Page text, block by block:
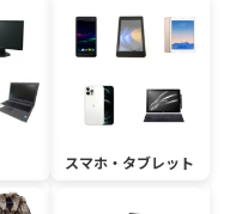
スマホ・タブレット